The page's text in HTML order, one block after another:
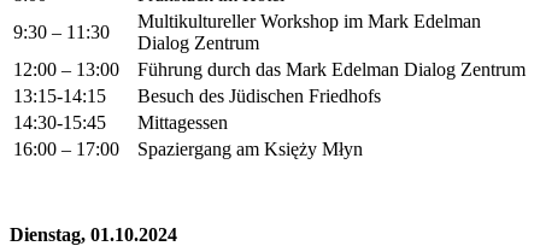
9:30 – 11:30
Multikultureller Workshop im Mark Edelman
Dialog Zentrum
12:00 – 13:00
Führung durch das Mark Edelman Dialog Zentrum
13:15-14:15
Besuch des Jüdischen Friedhofs
14:30-15:45
Mittagessen
16:00 – 17:00
Spaziergang am Księży Młyn
Dienstag, 01.10.2024